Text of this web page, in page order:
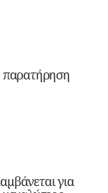
παρατήρηση
για